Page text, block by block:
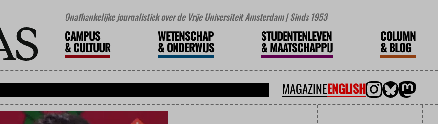
Onafhankelijke journalistiek over de Vrije Universiteit Amsterdam | Sinds 1953
CAMPUS
&CULTUUR
WETENSCHAP
&ONDERWIJS
STUDENTENLEVEN
&MAATSCHAPPIJ
COLUMN
&BLOG
MAGAZINEENGLISH